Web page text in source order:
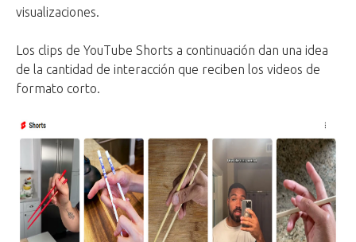
visualizaciones.
Los clips de YouTube Shorts a continuación dan una idea
de la cantidad de interacción que reciben los videos de
formato corto.